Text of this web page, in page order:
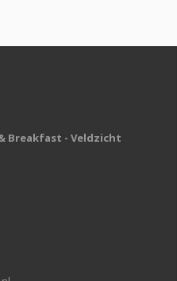
Breakfast - Veldzicht